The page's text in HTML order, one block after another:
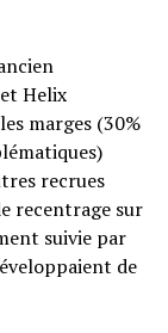
Helix
marges (30%
recrues
recentrage sur
suivie par
de